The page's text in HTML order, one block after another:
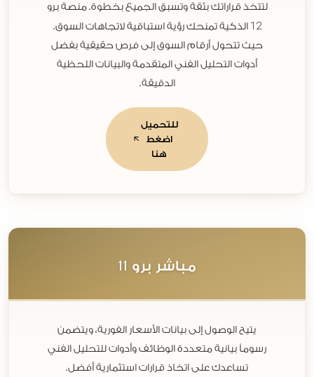
لتتخذ قراراتك بثقة وتسبق الجميع بخطوة. منصة برو
12 الذكية تمنحك رؤية استباقية لاتجاهات السوق.
حيث تتحول أرقام السوق إلى فرص حقيقية بفضل
أدوات التحليل الفني المتقدمة والبيانات اللحظية
الدقيقة.
للتحميل
اضغط
هنا
مباشر برو 11
يتيح الوصول إلى بيانات الأسعار الفورية، ويتضمن
رسوماً بيانية متعددة الوظائف وأدوات للتحليل الفني
تساعدك على اتخاذ قرارات استثمارية أفضل.